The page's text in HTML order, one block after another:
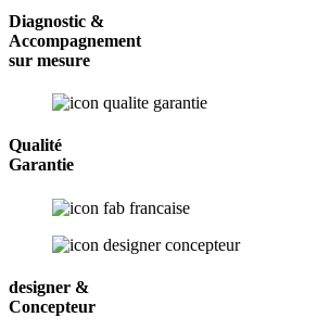
Diagnostic &
Accompagnement
sur mesure
Qualité
Garantie
designer &
Concepteur